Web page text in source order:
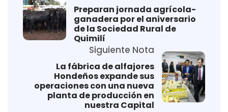
Preparan jornada agrícola-
ganadera por el aniversario
de la Sociedad Rural de
Quimilí
Siguiente Nota
La fábrica de alfajores
Hondeños expande sus
operaciones con una nueva
planta de producción en
nuestra Capital